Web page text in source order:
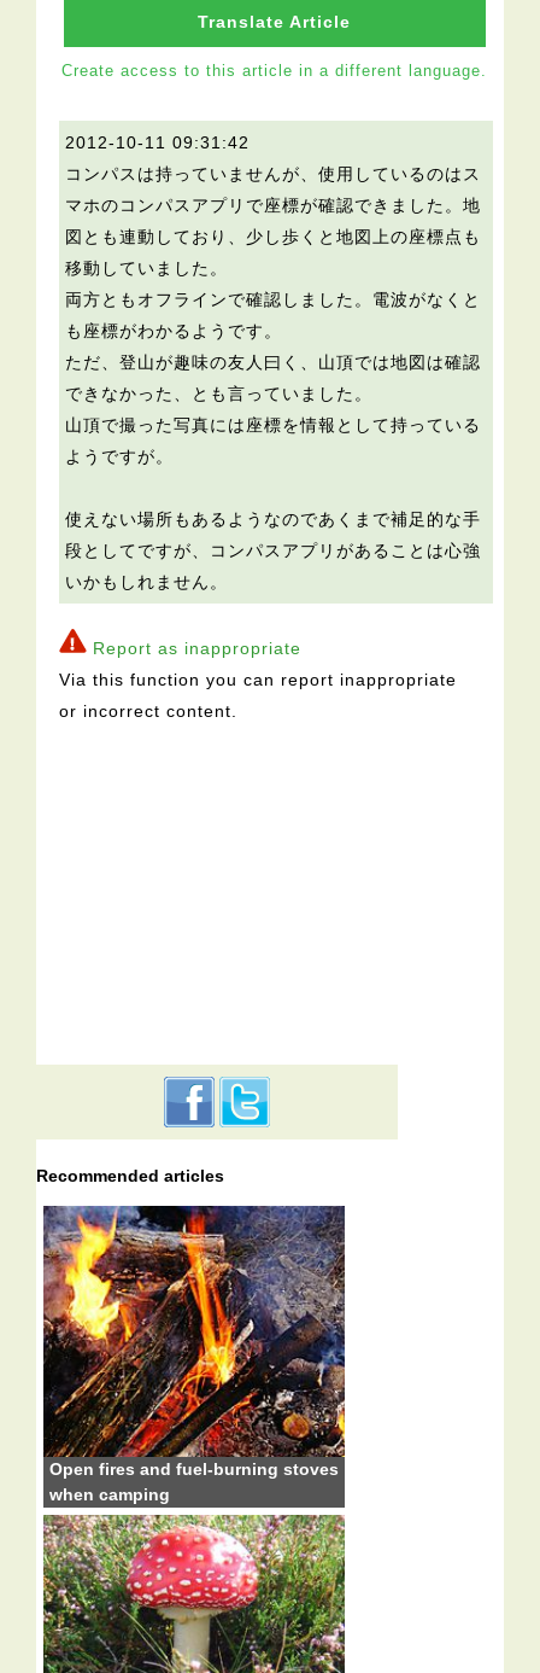
Translate Article
Create access to this article in a different language.
2012-10-11 09:31:42
コンパスは持っていませんが、使用しているのはス
マホのコンパスアプリで座標が確認できました。地
図とも連動しており、少し歩くと地図上の座標点も
移動していました。
両方ともオフラインで確認しました。電波がなくと
も座標がわかるようです。
ただ、登山が趣味の友人曰く、山頂では地図は確認
できなかった、とも言っていました。
山頂で撮った写真には座標を情報として持っている
ようですが。
使えない場所もあるようなのであくまで補足的な手
段としてですが、コンパスアプリがあることは心強
いかもしれません。
Report as inappropriate
Via this function you can report inappropriate
or incorrect content.
Recommended articles
Open fires and fuel-burning stoves
when camping